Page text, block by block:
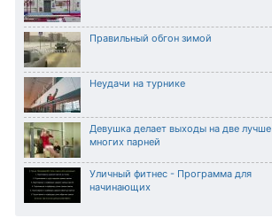
Правильный обгон зимой
Неудачи на турнике
Девушка делает выходы на две лучше
многих парней
Уличный фитнес - Программа для
начинающих